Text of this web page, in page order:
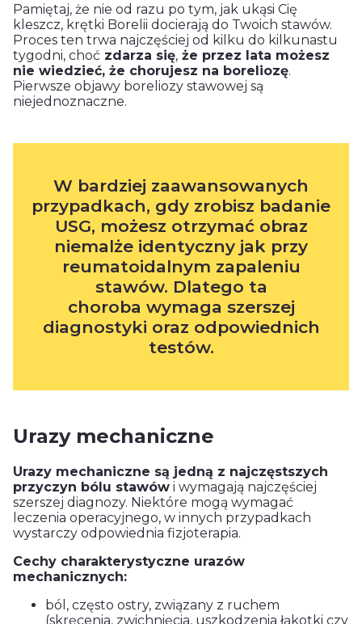
Pamiętaj, że nie od razu po tym, jak ukąsi Cię
kleszcz, krętki Borelii docierają do Twoich stawów.
Proces ten trwa najczęściej od kilku do kilkunastu
tygodni, choć zdarza się, że przez lata możesz
nie wiedzieć, że chorujesz na boreliozę.
Pierwsze objawy boreliozy stawowej są
niejednoznaczne.
W bardziej zaawansowanych
przypadkach, gdy zrobisz badanie
USG, możesz otrzymać obraz
niemalże identyczny jak przy
reumatoidalnym zapaleniu
stawów. Dlatego ta
choroba wymaga szerszej
diagnostyki oraz odpowiednich
testów.
Urazy mechaniczne
Urazy mechaniczne są jedną z najczęstszych
przyczyn bólu stawów i wymagają najczęściej
szerszej diagnozy. Niektóre mogą wymagać
leczenia operacyjnego, w innych przypadkach
wystarczy odpowiednia fizjoterapia.
Cechy charakterystyczne urazów
mechanicznych:
ból, często ostry, związany z ruchem
(skręcenia, zwichnięcia, uszkodzenia łąkotki czy